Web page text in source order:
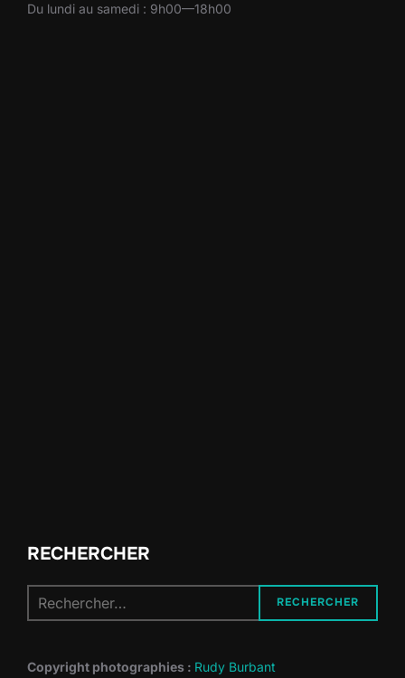
Du lundi au samedi : 9h00—18h00
RECHERCHER
pour :
RECHERCHER
Copyright photographies : Rudy Burbant